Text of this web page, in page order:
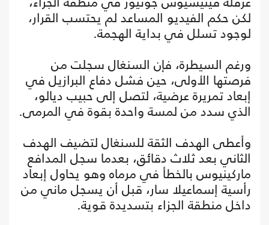
لكن حكم الفيديو المساعد لم يحتسب القرار،
لوجود تسلل في بداية الهجمة.
ورغم السيطرة، فإن السنغال سجلت من
فرصتها الأولى، حين فشل دفاع البرازيل في
إبعاد تمريرة عرضية، لتصل إلى حبيب ديالو،
الذي سدد من لمسة واحدة بقوة في المرمى.
وأعطى الهدف الثقة للسنغال لتضيف الهدف
الثاني بعد ثلاث دقائق، بعدما سجل المدافع
ماركينيوس بالخطأ في مرماه وهو يحاول إبعاد
رأسية إسماعيلا سار، قبل أن يسجل ماني من
داخل منطقة الجزاء بتسديدة قوية.